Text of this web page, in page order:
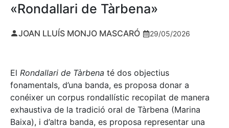
«Rondallari de Tàrbena»
JOAN LLUÍS MONJO MASCARÓ 29/05/2026
El Rondallari de Tàrbena té dos objectius
fonamentals, d’una banda, es proposa donar a
conéixer un corpus rondallístic recopilat de manera
exhaustiva de la tradició oral de Tàrbena (Marina
Baixa), i d’altra banda, es proposa representar una